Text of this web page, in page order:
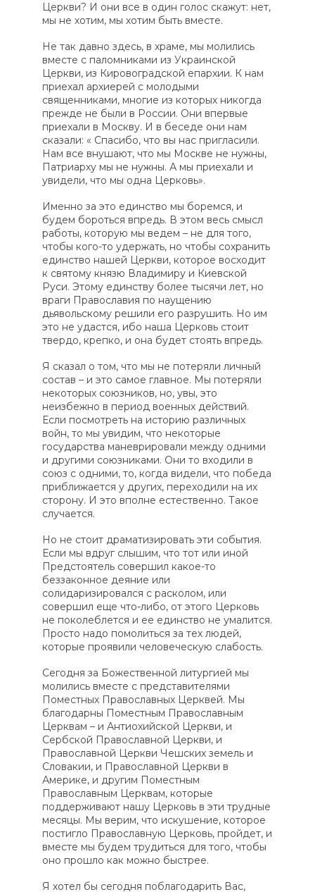
Церкви? И они все в один голос скажут: нет,
мы не хотим, мы хотим быть вместе.
Не так давно здесь, в храме, мы молились
вместе с паломниками из Украинской
Церкви, из Кировоградской епархии. К нам
приехал архиерей с молодыми
священниками, многие из которых никогда
прежде не были в России. Они впервые
приехали в Москву. И в беседе они нам
сказали: « Спасибо, что вы нас пригласили.
Нам все внушают, что мы Москве не нужны,
Патриарху мы не нужны. А мы приехали и
увидели, что мы одна Церковь».
Именно за это единство мы боремся, и
будем бороться впредь. В этом весь смысл
работы, которую мы ведем – не для того,
чтобы кого-то удержать, но чтобы сохранить
единство нашей Церкви, которое восходит
к святому князю Владимиру и Киевской
Руси. Этому единству более тысячи лет, но
враги Православия по наущению
дьявольскому решили его разрушить. Но им
это не удастся, ибо наша Церковь стоит
твердо, крепко, и она будет стоять впредь.
Я сказал о том, что мы не потеряли личный
состав – и это самое главное. Мы потеряли
некоторых союзников, но, увы, это
неизбежно в период военных действий.
Если посмотреть на историю различных
войн, то мы увидим, что некоторые
государства маневрировали между одними
и другими союзниками. Они то входили в
союз с одними, то, когда видели, что победа
приближается у других, переходили на их
сторону. И это вполне естественно. Такое
случается.
Но не стоит драматизировать эти события.
Если мы вдруг слышим, что тот или иной
Предстоятель совершил какое-то
беззаконное деяние или
солидаризировался с расколом, или
совершил еще что-либо, от этого Церковь
не поколеблется и ее единство не умалится.
Просто надо помолиться за тех людей,
которые проявили человеческую слабость.
Сегодня за Божественной литургией мы
молились вместе с представителями
Поместных Православных Церквей. Мы
благодарны Поместным Православным
Церквам – и Антиохийской Церкви, и
Сербской Православной Церкви, и
Православной Церкви Чешских земель и
Словакии, и Православной Церкви в
Америке, и другим Поместным
Православным Церквам, которые
поддерживают нашу Церковь в эти трудные
месяцы. Мы верим, что искушение, которое
постигло Православную Церковь, пройдет, и
вместе мы будем трудиться для того, чтобы
оно прошло как можно быстрее.
Я хотел бы сегодня поблагодарить Вас,